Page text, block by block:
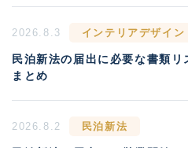
2026.8.3 インテリアデザイン
民泊新法の届出に必要な書類
まとめ
2026.8.2 民泊新法